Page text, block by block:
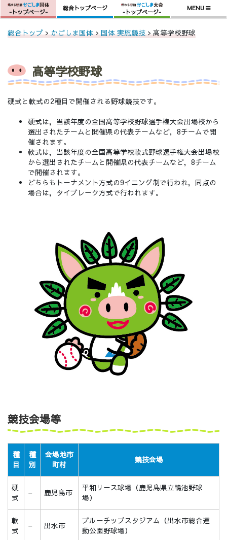
-トップページ-
総合トップページ
-トップページ-
MENU
総合トップ>かごしま国体>国体 実施競技> 高等学校野球
高等学校野球
硬式と軟式の2種目で開催される野球競技です。
硬式は，当該年度の全国高等学校野球選手権大会出場校から
選出されたチームと開催県の代表チームなど，8チームで開
催されます。
軟式は，当該年度の全国高等学校軟式野球選手権大会出場校
から選出されたチームと開催県の代表チームなど，8チーム
で開催されます。
どちらもトーナメント方式の9イニング制で行われ，同点の
場合は，タイブレーク方式で行われます。
競技会場等
種
目
種
別
会場地市
町村
競技会場
硬
式
– 鹿児島市
平和リース球場（鹿児島県立鴨池野球
場）
軟
式
– 出水市
ブルーチップスタジアム（出水市総合運
動公園野球場）